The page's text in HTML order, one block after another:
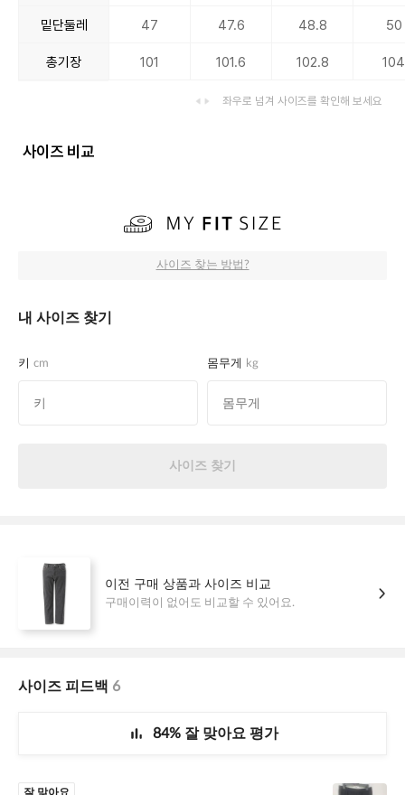
밑단둘레 47 47.6 48.8 50
총기장 101 101.6 102.8 104
좌우로 넘겨 사이즈를 확인해 보세요
사이즈 비교